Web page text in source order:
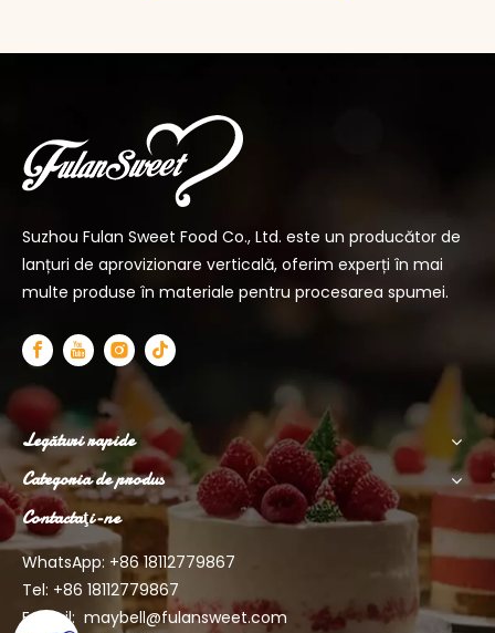
Suzhou Fulan Sweet Food Co., Ltd. este un producător de
lanțuri de aprovizionare verticală, oferim experți în mai
multe produse în materiale pentru procesarea spumei.
Legături rapide
Categoria de produs
Contactaţi-ne
WhatsApp: +8618112779867
Tel: +86 18112779867
E-mail: maybell@fulansweet.com